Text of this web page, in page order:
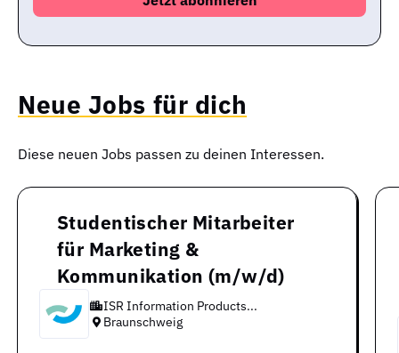
Neue Jobs für dich
Diese neuen Jobs passen zu deinen Interessen.
Studentischer Mitarbeiter
für Marketing &
Kommunikation (m/w/d)
ISR Information Products...
Braunschweig